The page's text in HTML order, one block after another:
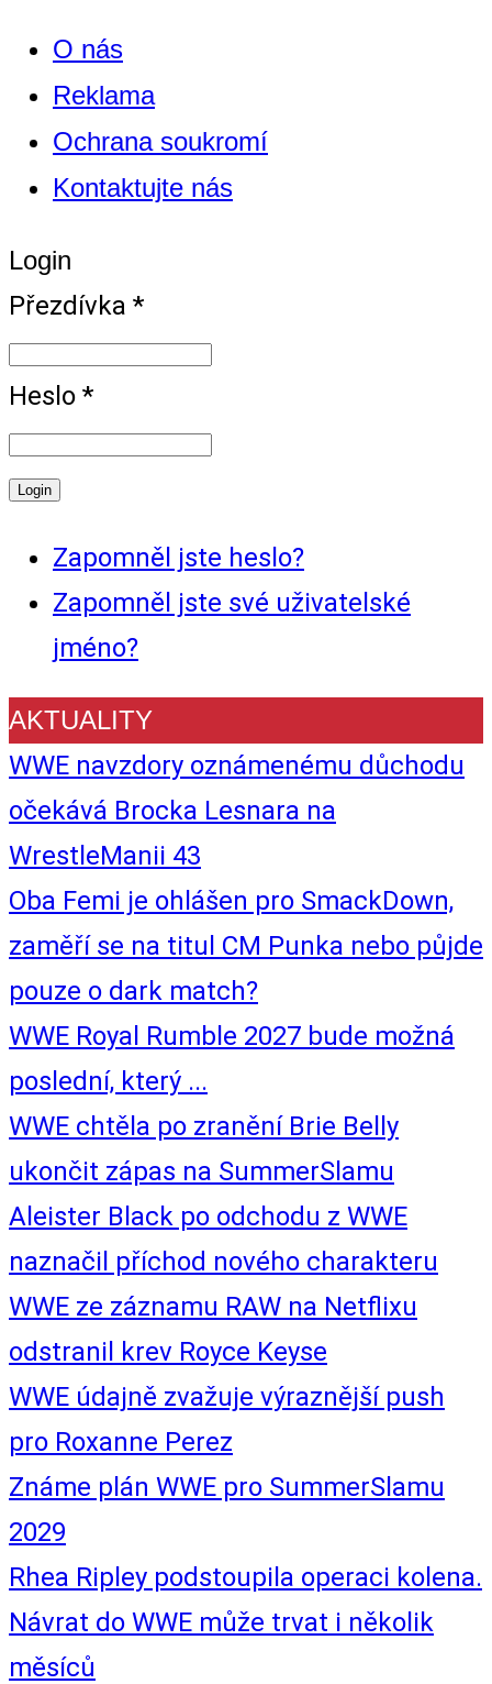
O nás
Reklama
Ochrana soukromí
Kontaktujte nás
Login
Přezdívka *
Heslo *
Zapomněl jste heslo?
Zapomněl jste své uživatelské
jméno?
AKTUALITY
WWE navzdory oznámenému důchodu
očekává Brocka Lesnara na
WrestleManii 43
Oba Femi je ohlášen pro SmackDown,
zaměří se na titul CM Punka nebo půjde
pouze o dark match?
WWE Royal Rumble 2027 bude možná
poslední, který ...
WWE chtěla po zranění Brie Belly
ukončit zápas na SummerSlamu
Aleister Black po odchodu z WWE
naznačil příchod nového charakteru
WWE ze záznamu RAW na Netflixu
odstranil krev Royce Keyse
WWE údajně zvažuje výraznější push
pro Roxanne Perez
Známe plán WWE pro SummerSlamu
2029
Rhea Ripley podstoupila operaci kolena.
Návrat do WWE může trvat i několik
měsíců